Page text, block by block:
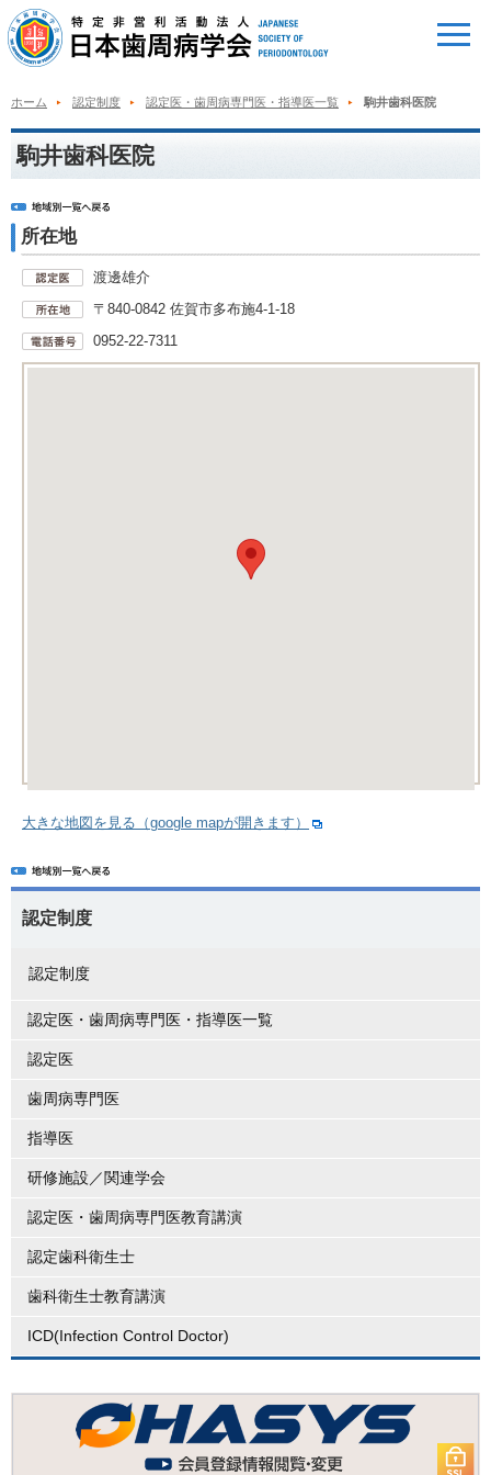
ホーム 認定制度 認定医・歯周病専門医・指導医一覧 駒井歯科医院
駒井歯科医院
所在地
渡邊雄介
〒840-0842 佐賀市多布施4-1-18
0952-22-7311
大きな地図を見る（google mapが開きます）
認定制度
認定制度
認定医・歯周病専門医・指導医一覧
認定医
歯周病専門医
指導医
研修施設／関連学会
認定医・歯周病専門医教育講演
認定歯科衛生士
歯科衛生士教育講演
ICD(Infection Control Doctor)